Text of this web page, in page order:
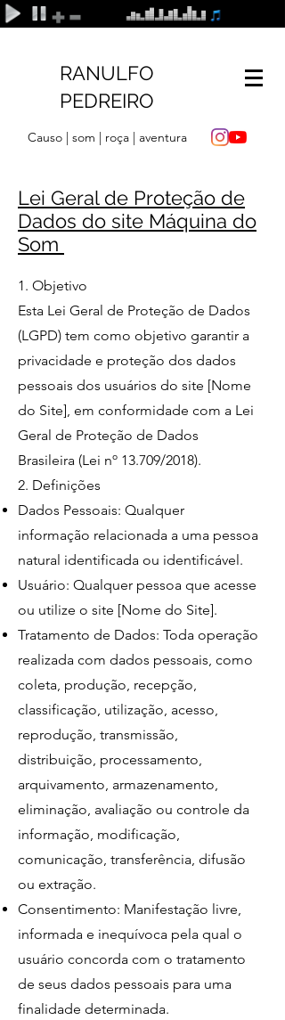
RANULFO
PEDREIRO
Causo | som | roça | aventura
Lei Geral de Proteção de
Dados do site Máquina do
Som
1. Objetivo
Esta Lei Geral de Proteção de Dados
(LGPD) tem como objetivo garantir a
privacidade e proteção dos dados
pessoais dos usuários do site [Nome
do Site], em conformidade com a Lei
Geral de Proteção de Dados
Brasileira (Lei nº 13.709/2018).
2. Definições
Dados Pessoais: Qualquer
informação relacionada a uma pessoa
natural identificada ou identificável.
Usuário: Qualquer pessoa que acesse
ou utilize o site [Nome do Site].
Tratamento de Dados: Toda operação
realizada com dados pessoais, como
coleta, produção, recepção,
classificação, utilização, acesso,
reprodução, transmissão,
distribuição, processamento,
arquivamento, armazenamento,
eliminação, avaliação ou controle da
informação, modificação,
comunicação, transferência, difusão
ou extração.
Consentimento: Manifestação livre,
informada e inequívoca pela qual o
usuário concorda com o tratamento
de seus dados pessoais para uma
finalidade determinada.